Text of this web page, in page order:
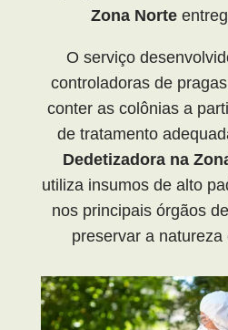
Zona Norte
O serviço
controladoras de
conter as colônias a
de tratamento
Dedetizadora na
utiliza insumos de alto
nos principais órgãos
preservar a natureza